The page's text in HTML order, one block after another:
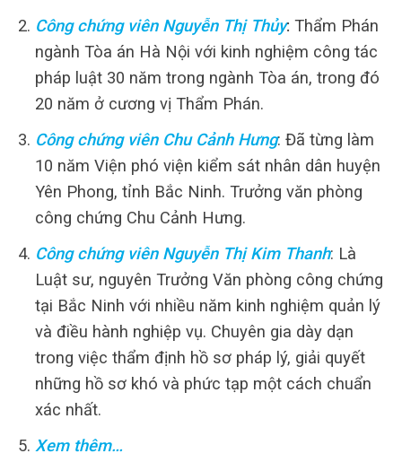
Công chứng viên Nguyễn Thị Thủy: Thẩm Phán
ngành Tòa án Hà Nội với kinh nghiệm công tác
pháp luật 30 năm trong ngành Tòa án, trong đó
20 năm ở cương vị Thẩm Phán.
Công chứng viên Chu Cảnh Hưng: Đã từng làm
10 năm Viện phó viện kiểm sát nhân dân huyện
Yên Phong, tỉnh Bắc Ninh. Trưởng văn phòng
công chứng Chu Cảnh Hưng.
Công chứng viên Nguyễn Thị Kim Thanh: Là
Luật sư, nguyên Trưởng Văn phòng công chứng
tại Bắc Ninh với nhiều năm kinh nghiệm quản lý
và điều hành nghiệp vụ. Chuyên gia dày dạn
trong việc thẩm định hồ sơ pháp lý, giải quyết
những hồ sơ khó và phức tạp một cách chuẩn
xác nhất.
Xem thêm…